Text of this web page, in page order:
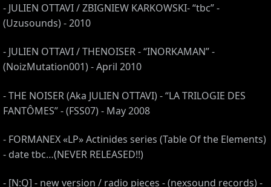
- JULIEN OTTAVI / ZBIGNIEW KARKOWSKI- “tbc” -
(Uzusounds) - 2010
- JULIEN OTTAVI / THENOISER - “INORKAMAN” -
(NoizMutation001) - April 2010
- THE NOISER (Aka JULIEN OTTAVI) - “LA TRILOGIE DES
FANTÔMES” - (FSS07) - May 2008
- FORMANEX «LP» Actinides series (Table Of the Elements)
- date tbc…(NEVER RELEASED!!)
- [N:Q] - new version / radio pieces - (nexsound records) -